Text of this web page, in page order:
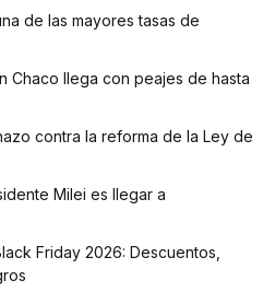
de las mayores tasas de
Chaco llega con peajes de hasta
contra la reforma de la Ley de
Milei es llegar a
Friday 2026: Descuentos,